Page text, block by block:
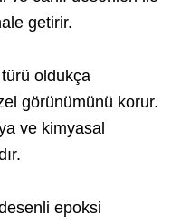
getirir.
oldukça
görünümünü korur.
ve kimyasal
epoksi